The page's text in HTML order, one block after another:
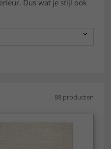
Dus wat je stijl ook
88 producten